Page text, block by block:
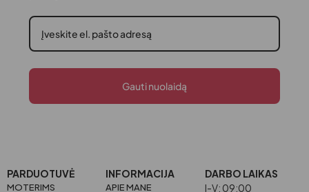
Gauti nuolaidą
PARDUOTUVĖ
MOTERIMS
INFORMACIJA
APIE MANE
DARBO LAIKAS
I-V: 09:00